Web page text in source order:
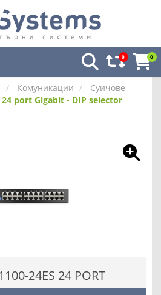
0 0
Комуникации
Суичове
24 port Gigabit - DIP selector
24ES 24 PORT